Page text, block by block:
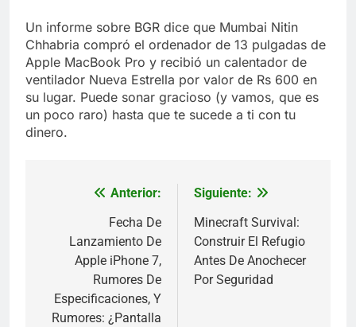
Un informe sobre BGR dice que Mumbai Nitin
Chhabria compró el ordenador de 13 pulgadas de
Apple MacBook Pro y recibió un calentador de
ventilador Nueva Estrella por valor de Rs 600 en
su lugar. Puede sonar gracioso (y vamos, que es
un poco raro) hasta que te sucede a ti con tu
dinero.
Navegación
entradas
Anterior:
Fecha De
Lanzamiento De
Apple iPhone 7,
Rumores De
Especificaciones, Y
Rumores: ¿Pantalla
Siguiente:
Minecraft Survival:
Construir El Refugio
Antes De Anochecer
Por Seguridad